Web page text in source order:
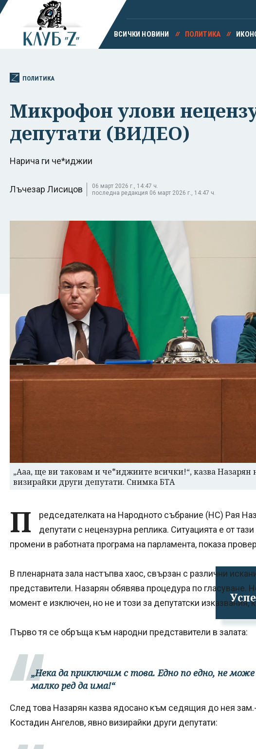
ВСИЧКИ НОВИНИ ПОЛИТИКА
ПОЛИТИКА
Микрофон улови
депутати (ВИДЕО)
Нарича ги че*иджии
Лъчезар Лисицов
06 март 2026 г., 14:47 ч.
последна редакция 06 март 2026 г., 14:47 ч.
„Ааа, ще ви таковам и че*иджиите всички!“, казва Назарян
визирайки други депутати. Снимка БТА
П
редседателката на Народното събрание (НС) Рая
депутати с нецензурна реплика. Ситуацията е от
промени в работната програма на парламента, показа
В пленарната зала настъпва хаос, свързан с различни
представители. Назарян обявява процедура по гласуване.
момент е изключен, но не и този за депутатски изказвания,
Първо тя се обръща към народни представители в залата:
„Нека да приключим с това. Едно по едно, не може
малко ред да има!“
След това Назарян казва ядосано към седящия до нея
Костадин Ангелов, явно визирайки други депутати: